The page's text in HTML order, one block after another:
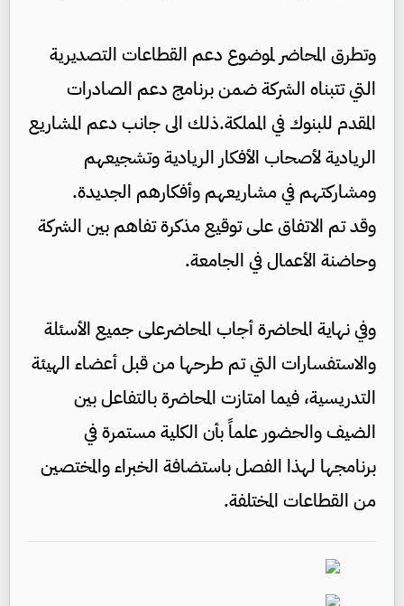
وتطرق المحاضر لموضوع دعم القطاعات التصديرية
التي تتبناه الشركة ضمن برنامج دعم الصادرات
المقدم للبنوك في المملكة.ذلك الى جانب دعم المشاريع
الريادية لأصحاب الأفكار الريادية وتشجيعهم
ومشاركتهم في مشاريعهم وأفكارهم الجديدة.
وقد تم الاتفاق على توقيع مذكرة تفاهم بين الشركة
وحاضنة الأعمال في الجامعة.
وفي نهاية المحاضرة أجاب المحاضرعلى جميع الأسئلة
والاستفسارات التي تم طرحها من قبل أعضاء الهيئة
التدريسية، فيما امتازت المحاضرة بالتفاعل بين
الضيف والحضور علماً بأن الكلية مستمرة في
برنامجها لهذا الفصل باستضافة الخبراء والمختصين
من القطاعات المختلفة.